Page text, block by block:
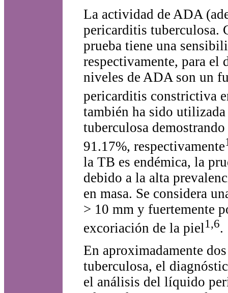
La actividad de ADA
pericarditis tuberculosa.
prueba tiene una
respectivamente, para
niveles de ADA son un
pericarditis constrictiva
también ha sido
tuberculosa
91.17%, respectivamente
la TB es endémica, la
debido a la alta
en masa. Se considera
> 10 mm y fuertemente
excoriación de la piel1,6.
En aproximadamente
tuberculosa, el
el análisis del líquido